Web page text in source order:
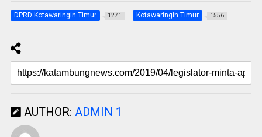
DPRD Kotawaringin Timur 1271 Kotawaringin Timur 1556
AUTHOR: ADMIN 1